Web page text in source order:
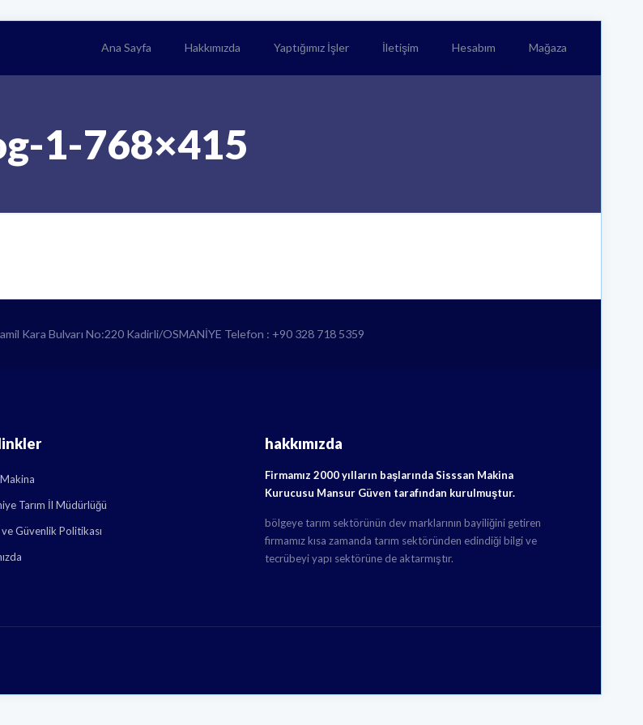
Ana Sayfa Hakkımızda Yaptığımız İşler İletişim Hesabım Mağaza
1-768×415
Kara Bulvarı No:220 Kadirli/OSMANİYE Telefon : +90 328 718 5359
Tarım İl Müdürlüğü
Güvenlik Politikası
hakkımızda
Firmamız 2000 yılların başlarında Sisssan Makina
Kurucusu Mansur Güven tarafından kurulmuştur.
bölgeye tarım sektörünün dev marklarının bayiliğini getiren
firmamız kısa zamanda tarım sektöründen edindiği bilgi ve
tecrübeyi yapı sektörüne de aktarmıştır.